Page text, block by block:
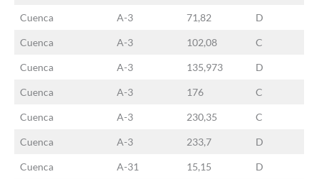
Cuenca A-3 71,82 D
Cuenca A-3 102,08 C
Cuenca A-3 135,973 D
Cuenca A-3 176 C
Cuenca A-3 230,35 C
Cuenca A-3 233,7 D
Cuenca A-31 15,15 D